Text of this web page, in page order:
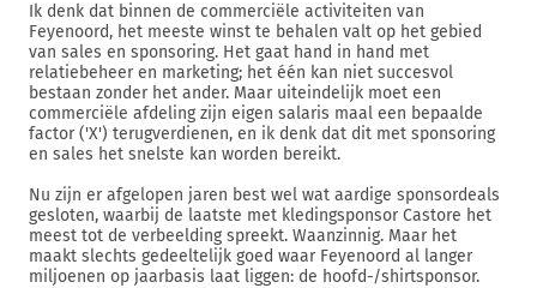
Ik denk dat binnen de commerciële activiteiten van
Feyenoord, het meeste winst te behalen valt op het gebied
van sales en sponsoring. Het gaat hand in hand met
relatiebeheer en marketing; het één kan niet succesvol
bestaan zonder het ander. Maar uiteindelijk moet een
commerciële afdeling zijn eigen salaris maal een bepaalde
factor ('X') terugverdienen, en ik denk dat dit met sponsoring
en sales het snelste kan worden bereikt.
Nu zijn er afgelopen jaren best wel wat aardige sponsordeals
gesloten, waarbij de laatste met kledingsponsor Castore het
meest tot de verbeelding spreekt. Waanzinnig. Maar het
maakt slechts gedeeltelijk goed waar Feyenoord al langer
miljoenen op jaarbasis laat liggen: de hoofd-/shirtsponsor.